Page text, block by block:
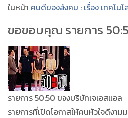
ในหน้า คนดีของสังคม : เรื่อง เทคโนโ
ขอขอบคุณ รายการ
รายการ 50:50 ของบริษัทเจเอสแอล
รายการที่เปิดโอกาสให้คนหัวใจดีงาม